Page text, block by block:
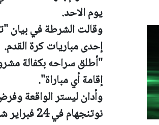
يوم الاحد.
وقالت الشرطة في بيان
إحدى مباريات كرة القدم.
"أطلق سراحه بكفالة
إقامة أي مباراة".
وأدان ليستر الواقعة
نوتنجهام في 24 فبراير شباط الحالي.